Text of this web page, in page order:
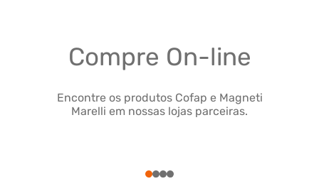
Compre On-line
Encontre os produtos Cofap e Magneti
Marelli em nossas lojas parceiras.
1234